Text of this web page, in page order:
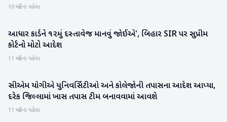
10 મહિના પહેલા
રાષ્ટ્રીય
આધાર કાર્ડને ૧૨મું દસ્તાવેજ માનવું જોઈએ', બિહાર SIR પર સુપ્રીમ
કોર્ટનો મોટો આદેશ
11 મહિના પહેલા
રાષ્ટ્રીય
સીએમ યોગીએ યુનિવર્સિટીઓ અને કોલેજોની તપાસના આદેશ આપ્યા,
દરેક જિલ્લામાં ખાસ તપાસ ટીમ બનાવવામાં આવશે
11 મહિના પહેલા